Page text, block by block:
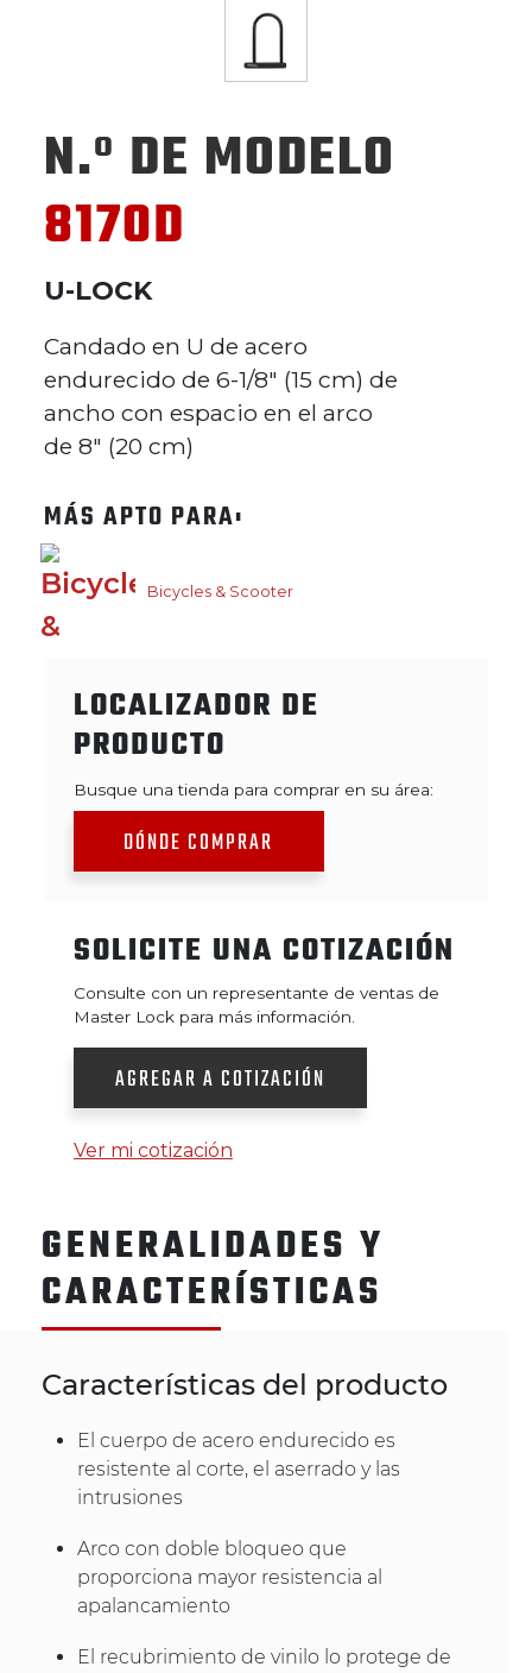
N.º DE MODELO
8170D
U-LOCK
Candado en U de acero
endurecido de 6-1/8" (15 cm) de
ancho con espacio en el arco
de 8" (20 cm)
MÁS APTO PARA:
Bicycles & Scooter
LOCALIZADOR DE
PRODUCTO
Busque una tienda para comprar en su área:
DÓNDE COMPRAR
SOLICITE UNA COTIZACIÓN
Consulte con un representante de ventas de
Master Lock para más información.
AGREGAR A COTIZACIÓN
Ver mi cotización
GENERALIDADES Y
CARACTERÍSTICAS
Características del producto
El cuerpo de acero endurecido es
resistente al corte, el aserrado y las
intrusiones
Arco con doble bloqueo que
proporciona mayor resistencia al
apalancamiento
El recubrimiento de vinilo lo protege de